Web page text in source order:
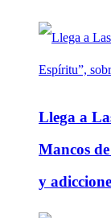
Llega a
Mancos
y